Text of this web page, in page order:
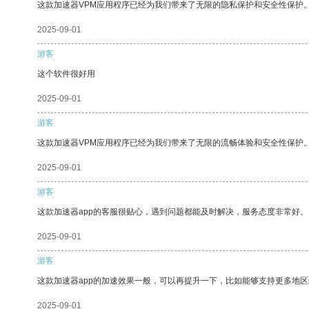
这款加速器VPM应用程序已经为我们带来了无限的隐私保护和安全性保护。
2025-09-01
游客
这个软件很好用
2025-09-01
游客
这款加速器VPM应用程序已经为我们带来了无限的流畅体验和安全性保护。
2025-09-01
游客
这款加速器app的客服很贴心，遇到问题都能及时解决，服务态度非常好。
2025-09-01
游客
这款加速器app的加速效果一般，可以再提升一下，比如能够支持更多地区
2025-09-01